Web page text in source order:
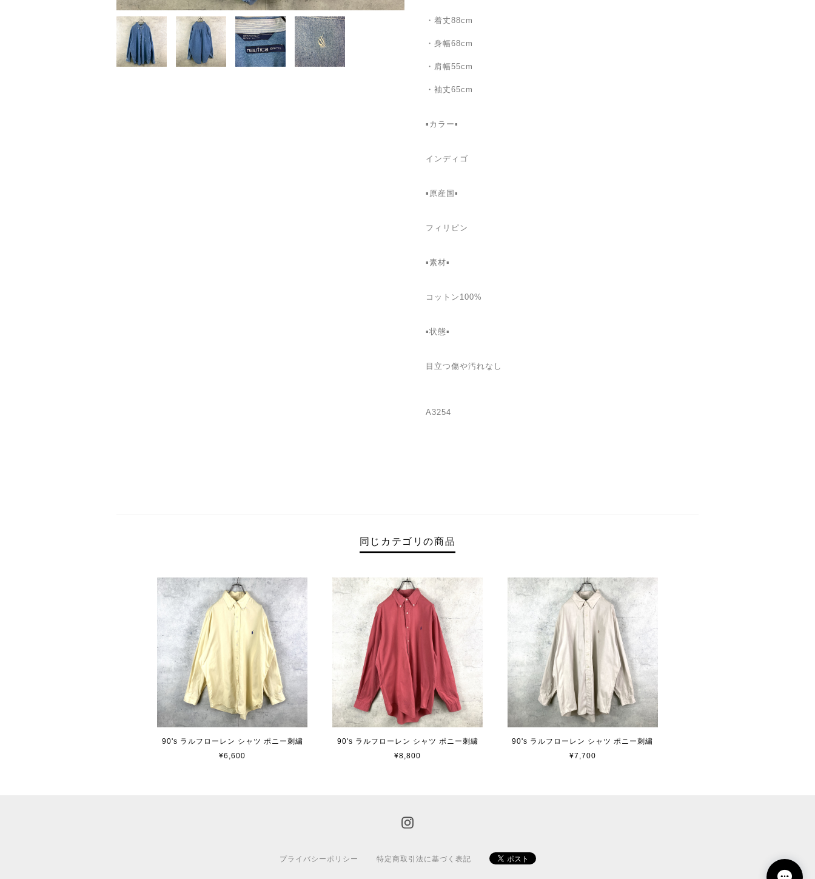
・着丈88cm
・身幅68cm
・肩幅55cm
・袖丈65cm
▪️カラー▪️
インディゴ
▪️原産国▪️
フィリピン
▪️素材▪️
コットン100%
▪️状態▪️
目立つ傷や汚れなし
A3254
同じカテゴリの商品
90's ラルフローレン シャツ ポニー刺繍
¥6,600
90's ラルフローレン シャツ ポニー刺繍
¥8,800
90's ラルフローレン シャツ ポニー刺繍
¥7,700
プライバシーポリシー 特定商取引法に基づく表記